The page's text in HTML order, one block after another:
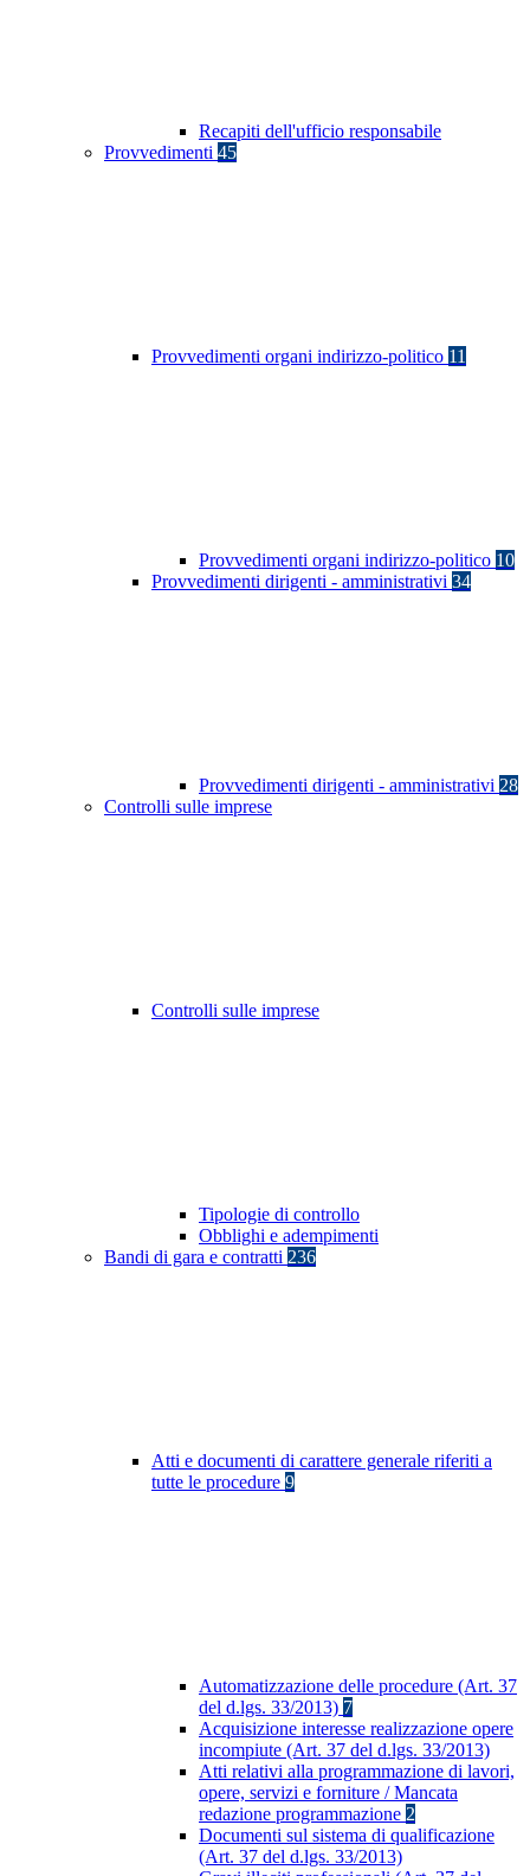
Recapiti dell'ufficio responsabile
Provvedimenti 45
Provvedimenti organi indirizzo-politico 11
Provvedimenti organi indirizzo-politico 10
Provvedimenti dirigenti - amministrativi 34
Provvedimenti dirigenti - amministrativi 28
Controlli sulle imprese
Controlli sulle imprese
Tipologie di controllo
Obblighi e adempimenti
Bandi di gara e contratti 236
Atti e documenti di carattere generale riferiti a
tutte le procedure 9
Automatizzazione delle procedure (Art. 37
del d.lgs. 33/2013) 7
Acquisizione interesse realizzazione opere
incompiute (Art. 37 del d.lgs. 33/2013)
Atti relativi alla programmazione di lavori,
opere, servizi e forniture / Mancata
redazione programmazione 2
Documenti sul sistema di qualificazione
(Art. 37 del d.lgs. 33/2013)